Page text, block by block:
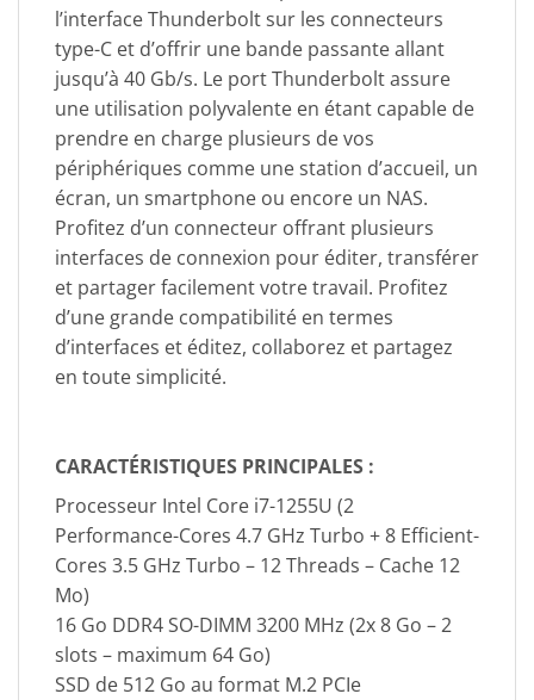
l’interface Thunderbolt sur les connecteurs
type-C et d’offrir une bande passante allant
jusqu’à 40 Gb/s. Le port Thunderbolt assure
une utilisation polyvalente en étant capable de
prendre en charge plusieurs de vos
périphériques comme une station d’accueil, un
écran, un smartphone ou encore un NAS.
Profitez d’un connecteur offrant plusieurs
interfaces de connexion pour éditer, transférer
et partager facilement votre travail. Profitez
d’une grande compatibilité en termes
d’interfaces et éditez, collaborez et partagez
en toute simplicité.
CARACTÉRISTIQUES PRINCIPALES :
Processeur Intel Core i7-1255U (2
Performance-Cores 4.7 GHz Turbo + 8 Efficient-
Cores 3.5 GHz Turbo – 12 Threads – Cache 12
Mo)
16 Go DDR4 SO-DIMM 3200 MHz (2x 8 Go – 2
slots – maximum 64 Go)
SSD de 512 Go au format M.2 PCIe